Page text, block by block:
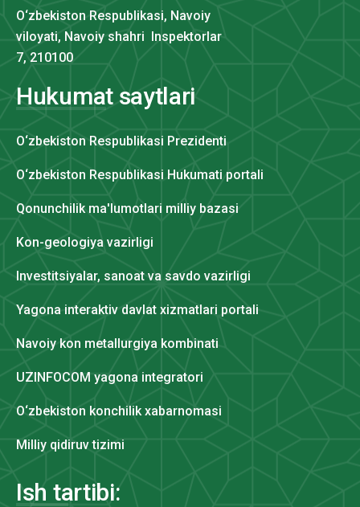
O‘zbekiston Respublikasi, Navoiy
viloyati, Navoiy shahri Inspektorlar
7, 210100
Hukumat saytlari
O‘zbekiston Respublikasi Prezidenti
O‘zbekiston Respublikasi Hukumati portali
Qonunchilik ma'lumotlari milliy bazasi
Kon-geologiya vazirligi
Investitsiyalar, sanoat va savdo vazirligi
Yagona interaktiv davlat xizmatlari portali
Navoiy kon metallurgiya kombinati
UZINFOCOM yagona integratori
O‘zbekiston konchilik xabarnomasi
Milliy qidiruv tizimi
Ish tartibi: